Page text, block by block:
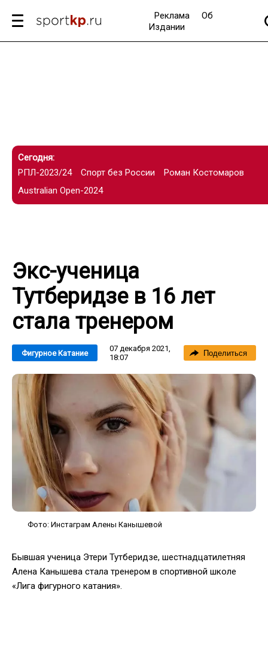
Реклама
Об
Издании
Сегодня:
РПЛ-2023/24
Спорт без России
Роман Костомаров
Australian Open-2024
Экс-ученица
Тутберидзе в 16 лет
стала тренером
Фигурное Катание
07 декабря 2021,
18:07
Поделиться
Фото: Инстаграм Алены Канышевой
Бывшая ученица Этери Тутберидзе, шестнадцатилетняя
Алена Канышева стала тренером в спортивной школе
«Лига фигурного катания».